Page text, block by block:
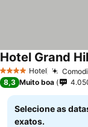
4 EstrelasHotel
Hotel Grand
8,3 Muito boa
Selecione as
exatos.